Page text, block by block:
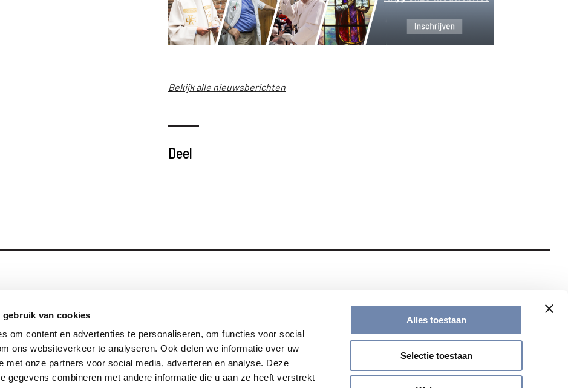
gebruik van cookies
om content en advertenties te personaliseren, om functies voor social
ons websiteverkeer te analyseren. Ook delen we informatie over uw
met onze partners voor social media, adverteren en analyse. Deze
gegevens combineren met andere informatie die u aan ze heeft verstrekt
Alles toestaan
Selectie toestaan
Bekijk alle nieuwsberichten
Deel
Privacy
Blijf op de hoogte met onze nieuwsbrief